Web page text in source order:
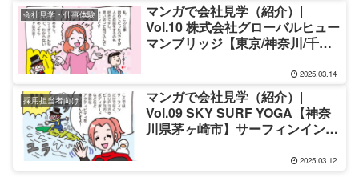
会社見学・仕事体験
マンガで会社見学（紹介）|
Vol.10 株式会社グローバルヒュー
マンブリッジ【東京/神奈川/千葉/
2025.03.14
採用担当者向け
マンガで会社見学（紹介）|
Vol.09 SKY SURF YOGA【神奈
川県茅ヶ崎市】サーフィンインス
2025.03.12